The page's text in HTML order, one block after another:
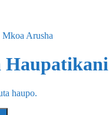
Arusha
Haupatikani
haupo.